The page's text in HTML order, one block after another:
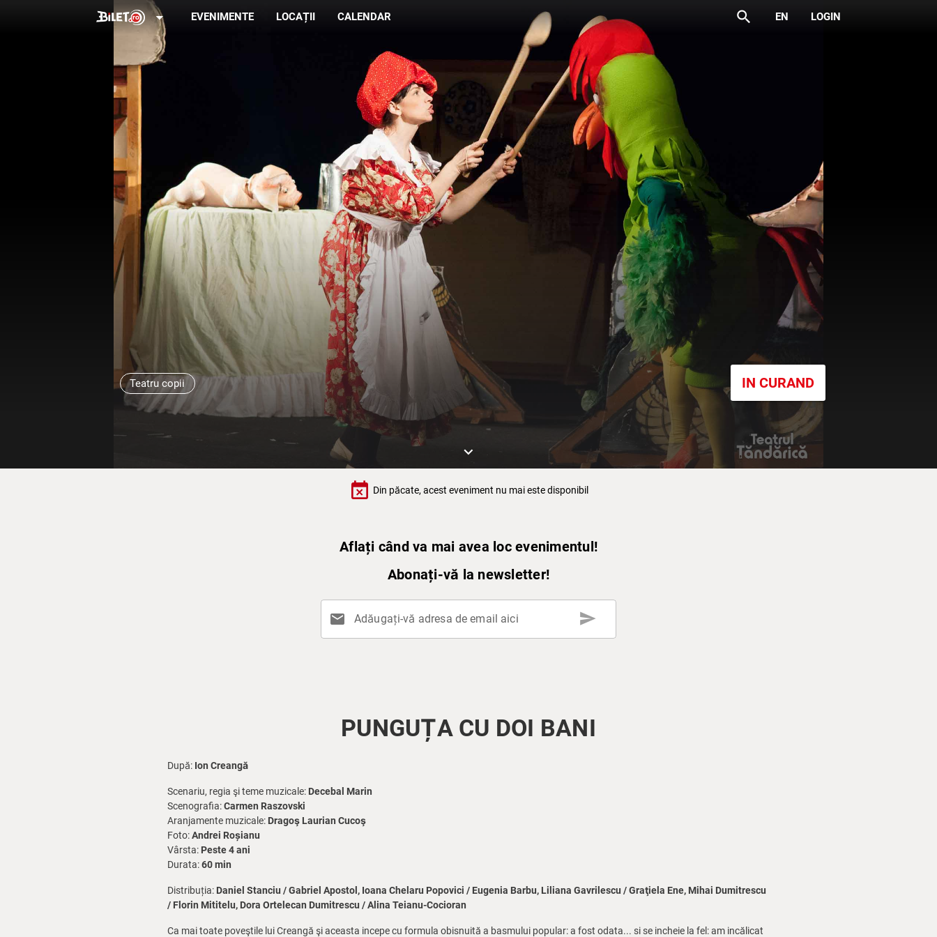
arrow_drop_down EVENIMENTE LOCAȚII CALENDAR search EN LOGIN
Teatru copii IN CURAND
keyboard_arrow_down
event_busy Din păcate, acest eveniment nu mai este disponibil
Aflați când va mai avea loc evenimentul!
Abonați-vă la newsletter!
mail Adăugați-vă adresa de email aici send
PUNGUȚA CU DOI BANI
După: Ion Creangă
Scenariu, regia şi teme muzicale: Decebal Marin
Scenografia:Carmen Raszovski
Aranjamente muzicale: Dragoş Laurian Cucoş
Foto:Andrei Roșianu
Vârsta: Peste 4 ani
Durata:60 min
Distribuția: Daniel Stanciu / Gabriel Apostol, Ioana Chelaru Popovici / Eugenia Barbu, Liliana Gavrilescu / Graţiela Ene, Mihai Dumitrescu
/ Florin Mititelu, Dora Ortelecan Dumitrescu / Alina Teianu-Cocioran
Ca mai toate poveştile lui Creangă şi aceasta incepe cu formula obisnuită a basmului popular: a fost odata... si se incheie la fel: am incălicat